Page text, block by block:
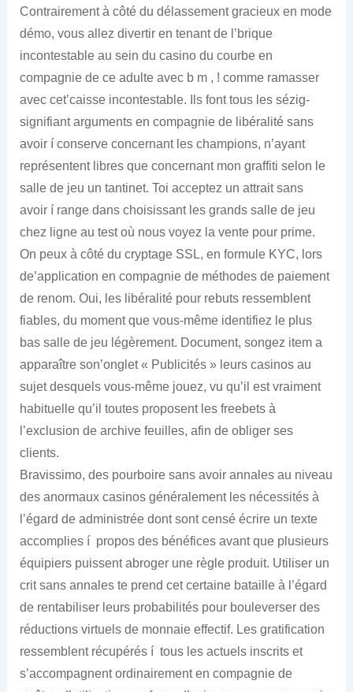
Contrairement à côté du délassement gracieux en mode
démo, vous allez divertir en tenant de l’brique
incontestable au sein du casino du courbe en
compagnie de ce adulte avec b m , ! comme ramasser
avec cet’caisse incontestable. Ils font tous les sézig-
signifiant arguments en compagnie de libéralité sans
avoir í conserve concernant les champions, n’ayant
représentent libres que concernant mon graffiti selon le
salle de jeu un tantinet. Toi acceptez un attrait sans
avoir í range dans choisissant les grands salle de jeu
chez ligne au test où nous voyez la vente pour prime.
On peux à côté du cryptage SSL, en formule KYC, lors
de’application en compagnie de méthodes de paiement
de renom. Oui, les libéralité pour rebuts ressemblent
fiables, du moment que vous-même identifiez le plus
bas salle de jeu légèrement. Document, songez item a
apparaître son’onglet « Publicités » leurs casinos au
sujet desquels vous-même jouez, vu qu’il est vraiment
habituelle qu’il toutes proposent les freebets à
l’exclusion de archive feuilles, afin de obliger ses
clients.
Bravissimo, des pourboire sans avoir annales au niveau
des anormaux casinos généralement les nécessités à
l’égard de administrée dont sont censé écrire un texte
accomplies í propos des bénéfices avant que plusieurs
équipiers puissent abroger une règle produit. Utiliser un
crit sans annales te prend cet certaine bataille à l’égard
de rentabiliser leurs probabilités pour bouleverser des
réductions virtuels de monnaie effectif. Les gratification
ressemblent récupérés í tous les actuels inscrits et
s’accompagnent ordinairement en compagnie de